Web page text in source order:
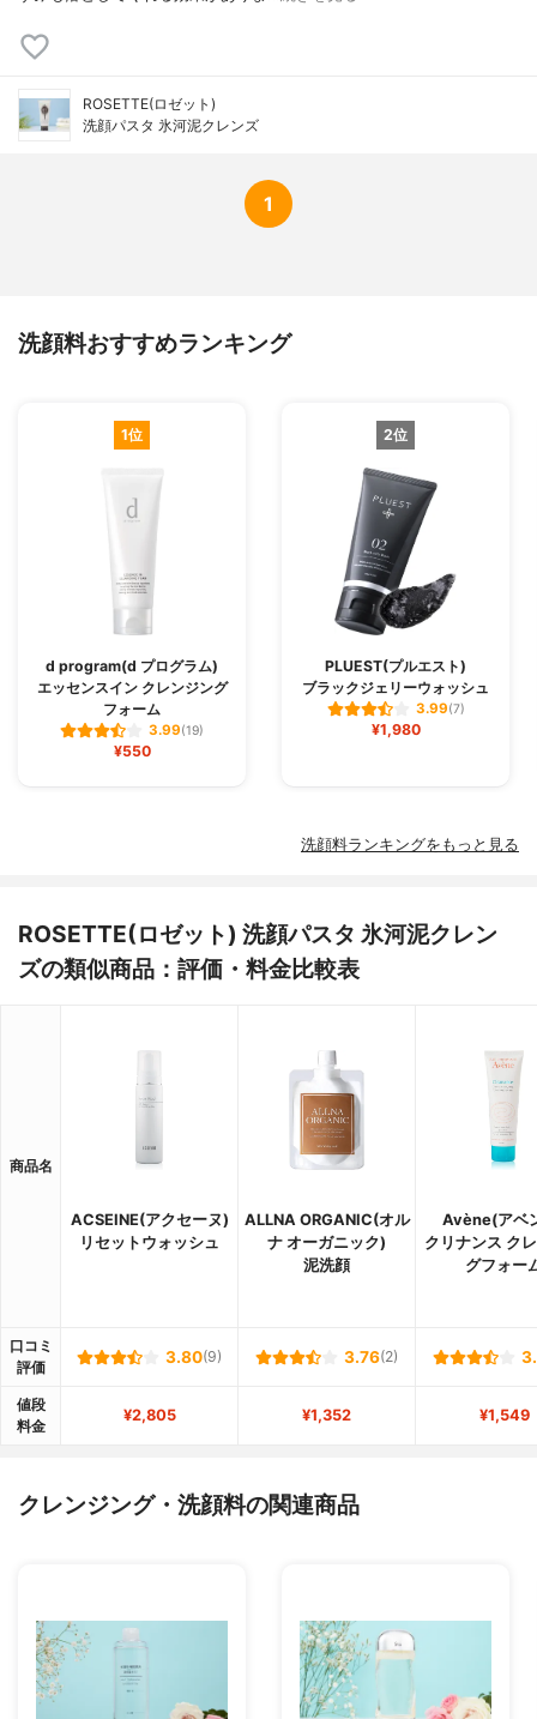
ROSETTE(ロゼット)
洗顔パスタ 氷河泥クレンズ
1
洗顔料おすすめランキング
1位
d program(d プログラム)
エッセンスイン クレンジング
フォーム
3.99(19)
¥550
2位
PLUEST(プルエスト)
ブラックジェリーウォッシュ
3.99(7)
¥1,980
洗顔料ランキングをもっと見る
ROSETTE(ロゼット) 洗顔パスタ 氷河泥クレン
ズの類似商品：評価・料金比較表
商品名
ACSEINE(アクセーヌ)
リセットウォッシュ
ALLNA ORGANIC(オル
ナ オーガニック)
泥洗顔
Avène(アベ
クリナンス ク
グフォー
口コミ
評価
3.80(9) 3.76(2)
値段
料金
¥2,805 ¥1,352 ¥1,549
クレンジング・洗顔料の関連商品